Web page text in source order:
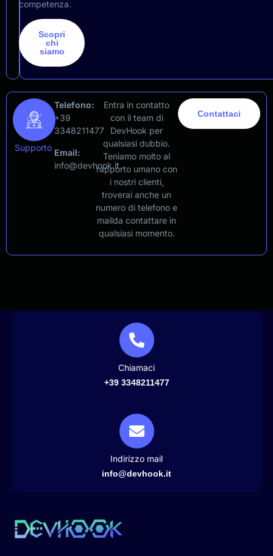
competenza.
Scopri
chi
siamo
Supporto
Telefono:
+39
3348211477
Email:
info@devhook.it
Entra in contatto
con il team di
DevHook per
qualsiasi dubbio.
Teniamo molto al
rapporto umano con
i nostri clienti,
troverai anche un
numero di telefono e
mailda contattare in
qualsiasi momento.
Contattaci
Chiamaci
+39 3348211477
Indirizzo mail
info@devhook.it